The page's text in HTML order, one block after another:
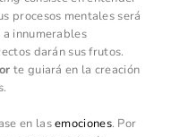
procesos mentales será
innumerables
darán sus frutos.
te guiará en la creación
en lasemociones. Por